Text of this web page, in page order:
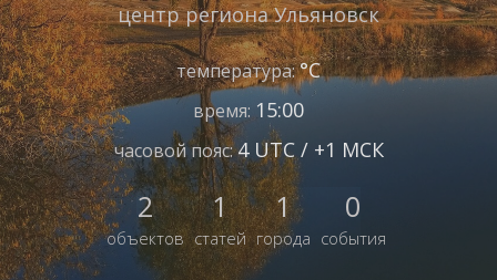
центр регионаУльяновск
температура:°С
время: 15:00
часовой пояс:4 UTC / +1 МСК
2
объектов
1
статей
1
города
0
события